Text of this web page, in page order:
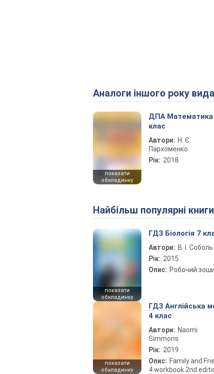
Аналоги іншого року
показати
обкладинку
ДПА Математика
клас
Автори: Н. Є.
Пархоменко
Рік: 2018
Найбільш популярні книги
показати
обкладинку
ГДЗ Біологія 7
Автори: В. І. Соболь
Рік: 2015
Опис: Робочий
показати
обкладинку
ГДЗ Англійська
4 клас
Автори: Naomi
Simmons
Рік: 2019
Опис: Family and
4 workbook 2nd